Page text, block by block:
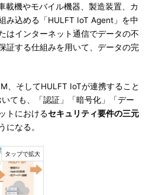
機やモバイル機器、製造装置、カ
み込める「HULFT IoT Agent」を中
はインターネット通信でデータの不
証する仕組みを用いて、データの完
、そしてHULFT IoTが連携すること
ても、「認証」「暗号化」「デー
トにおけるセキュリティ要件の三元
になる。